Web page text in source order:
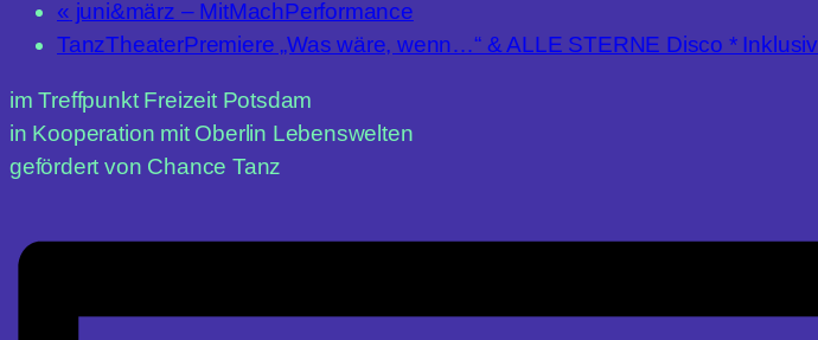
« juni&märz – MitMachPerformance
TanzTheaterPremiere „Was wäre, wenn…“ & ALLE STERNE Disco * Inklusiv
im Treffpunkt Freizeit Potsdam
in Kooperation mit Oberlin Lebenswelten
gefördert von Chance Tanz